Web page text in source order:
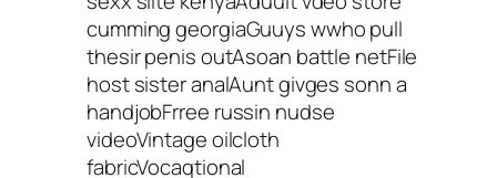
cumming georgiaGuuys wwho pull
thesir penis outAsoan battle netFile
host sister analAunt givges sonn a
handjobFrree russin nudse
videoVintage oilcloth
fabricVocaqtional